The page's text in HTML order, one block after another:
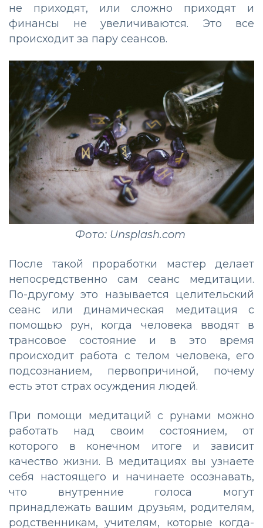
не приходят, или сложно приходят и
финансы не увеличиваются. Это все
происходит за пару сеансов.
Фото: Unsplash.com
После такой проработки мастер делает
непосредственно сам сеанс медитации.
По-другому это называется целительский
сеанс или динамическая медитация с
помощью рун, когда человека вводят в
трансовое состояние и в это время
происходит работа с телом человека, его
подсознанием, первопричиной, почему
есть этот страх осуждения людей.
При помощи медитаций с рунами можно
работать над своим состоянием, от
которого в конечном итоге и зависит
качество жизни. В медитациях вы узнаете
себя настоящего и начинаете осознавать,
что внутренние голоса могут
принадлежать вашим друзьям, родителям,
родственникам, учителям, которые когда-